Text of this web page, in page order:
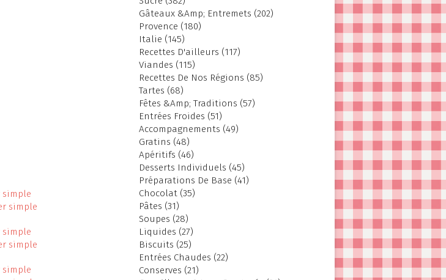
Gâteaux &Amp; Entremets (202)
Provence (180)
Italie (145)
Recettes D'ailleurs (117)
Viandes (115)
Recettes De Nos Régions (85)
Tartes (68)
Fêtes &Amp; Traditions (57)
Entrées Froides (51)
Accompagnements (49)
Gratins (48)
Apéritifs (46)
Desserts Individuels (45)
Préparations De Base (41)
Chocolat (35)
Pâtes (31)
Soupes (28)
Liquides (27)
Biscuits (25)
Entrées Chaudes (22)
Conserves (21)